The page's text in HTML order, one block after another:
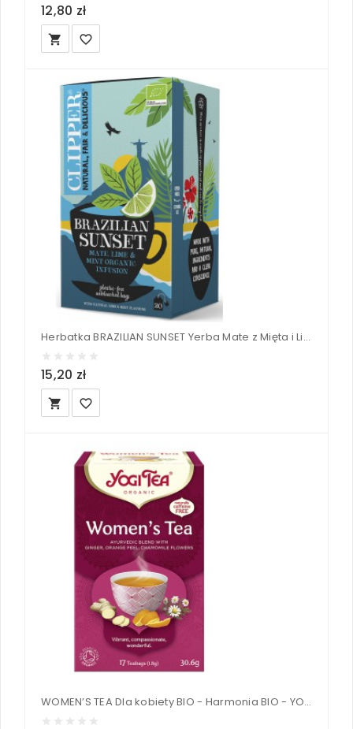
12,80 zł
local_grocery_store favorite_border
Herbatka BRAZILIAN SUNSET Yerba Mate z Mięta i Limonką (20x2g) BIO - CLIPPER 40 g
15,20 zł
local_grocery_store favorite_border
WOMEN’S TEA Dla kobiety BIO - Harmonia BIO - YOGI TEA®